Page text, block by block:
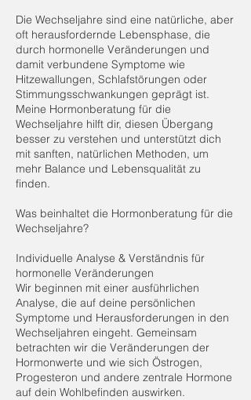
Die Wechseljahre sind eine natürliche, aber
oft herausfordernde Lebensphase, die
durch hormonelle Veränderungen und
damit verbundene Symptome wie
Hitzewallungen, Schlafstörungen oder
Stimmungsschwankungen geprägt ist.
Meine Hormonberatung für die
Wechseljahre hilft dir, diesen Übergang
besser zu verstehen und unterstützt dich
mit sanften, natürlichen Methoden, um
mehr Balance und Lebensqualität zu
finden.
Was beinhaltet die Hormonberatung für die
Wechseljahre?
Individuelle Analyse & Verständnis für
hormonelle Veränderungen
Wir beginnen mit einer ausführlichen
Analyse, die auf deine persönlichen
Symptome und Herausforderungen in den
Wechseljahren eingeht. Gemeinsam
betrachten wir die Veränderungen der
Hormonwerte und wie sich Östrogen,
Progesteron und andere zentrale Hormone
auf dein Wohlbefinden auswirken.